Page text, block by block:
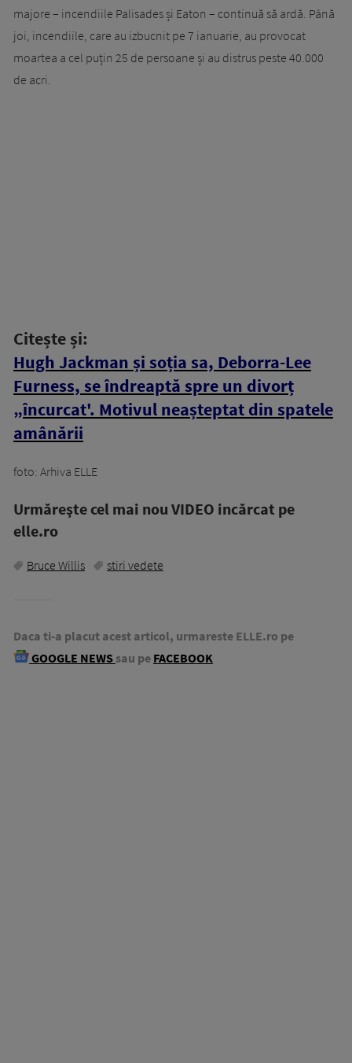
majore – incendiile Palisades și Eaton – continuă să ardă. Până
joi, incendiile, care au izbucnit pe 7 ianuarie, au provocat
moartea a cel puțin 25 de persoane și au distrus peste 40.000
de acri.
Citește și:
Hugh Jackman și soția sa, Deborra-Lee
Furness, se îndreaptă spre un divorț
„încurcat'. Motivul neașteptat din spatele
amânării
foto: Arhiva ELLE
Urmăreşte cel mai nou VIDEO incărcat pe
elle.ro
Bruce Willis stiri vedete
Daca ti-a placut acest articol, urmareste ELLE.ro pe
GOOGLE NEWS sau pe FACEBOOK